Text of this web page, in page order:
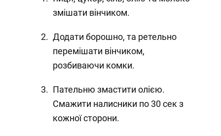
змішати вінчиком.
Додати борошно, та ретельно
перемішати вінчиком,
розбиваючи комки.
Пательню змастити олією.
Смажити налисники по 30 сек з
кожної сторони.